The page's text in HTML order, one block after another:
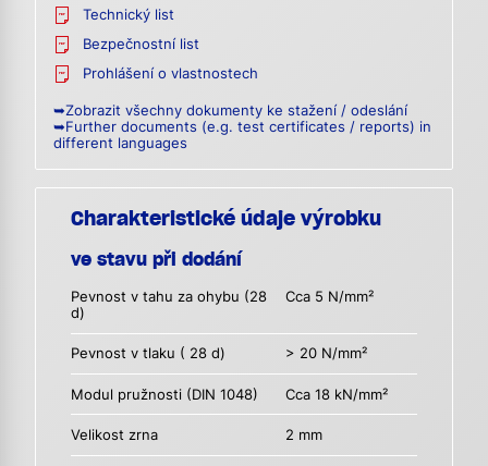
Technický list
Bezpečnostní list
Prohlášení o vlastnostech
➥Zobrazit všechny dokumenty ke stažení / odeslání
➥Further documents (e.g. test certificates / reports) in
different languages
Charakteristické údaje výrobku
ve stavu při dodání
Pevnost v tahu za ohybu (28
d)
Cca 5 N/mm²
Pevnost v tlaku ( 28 d) > 20 N/mm²
Modul pružnosti (DIN 1048) Cca 18 kN/mm²
Velikost zrna 2 mm